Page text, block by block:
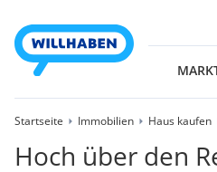
Startseite Immobilien Haus kaufen
Hoch über den